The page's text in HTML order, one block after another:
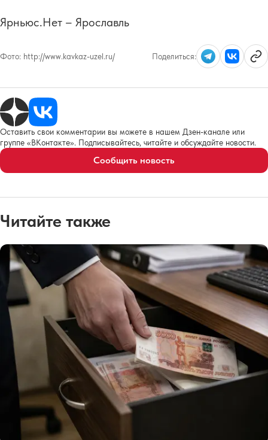
Ярньюс.Нет – Ярославль
Фото: http://www.kavkaz-uzel.ru/ Поделиться:
Оставить свои комментарии вы можете в нашем Дзен-канале или
группе «ВКонтакте». Подписывайтесь, читайте и обсуждайте новости.
Сообщить новость
Читайте также